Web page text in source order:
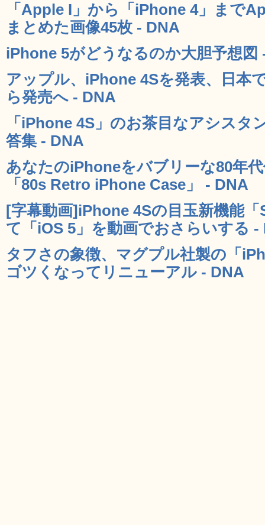
「Apple I」から「iPhone 4」まで
まとめた画像45枚 - DNA
iPhone 5がどうなるのか大胆予想図
アップル、iPhone 4Sを発表、日本
ら発売へ - DNA
「iPhone 4S」のお茶目なアシスタ
答集 - DNA
あなたのiPhoneをバブリーな80年
「80s Retro iPhone Case」 - DNA
[字幕動画]iPhone 4Sの目玉新機能
て「iOS 5」を動画でおさらいする -
タフさの象徴、マグプル社製の「
ゴツくなってリニューアル - DNA